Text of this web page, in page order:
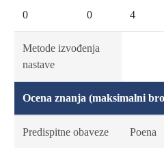
0 0 4
Metode izvođenja
nastave
Ocena znanja (maksimalni
Predispitne obaveze Poena